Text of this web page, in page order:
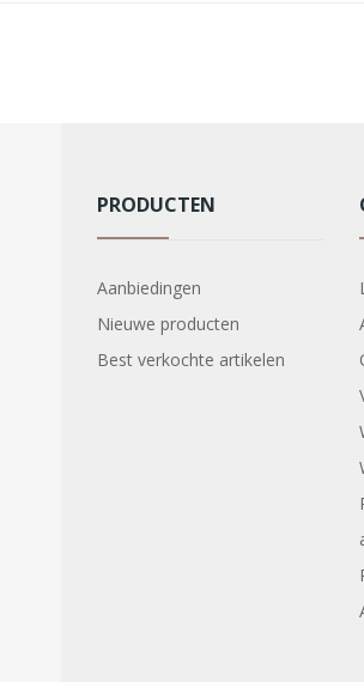
PRODUCTEN
Aanbiedingen
Nieuwe producten
Best verkochte artikelen